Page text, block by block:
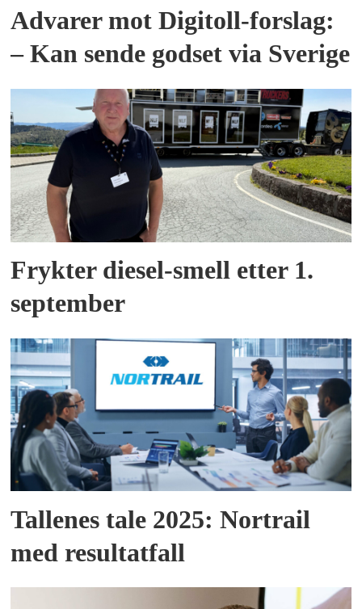
Advarer mot Digitoll-forslag:
– Kan sende godset via Sverige
Frykter diesel-smell etter 1.
september
Tallenes tale 2025: Nortrail
med resultatfall